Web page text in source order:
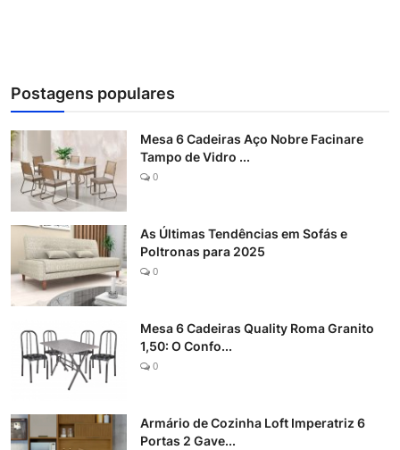
Postagens populares
Mesa 6 Cadeiras Aço Nobre Facinare
Tampo de Vidro ...
0
As Últimas Tendências em Sofás e
Poltronas para 2025
0
Mesa 6 Cadeiras Quality Roma Granito
1,50: O Confo...
0
Armário de Cozinha Loft Imperatriz 6
Portas 2 Gave...